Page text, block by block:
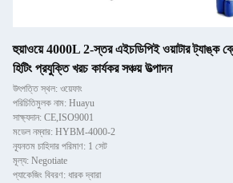
হুয়াওয়ে 4000L 2-স্তর এইচডিপিই ওয়াটার ট্যাঙ্ক
হিটিং প্রযুক্তি খরচ কার্যকর সঞ্চয় উত্পাদন
উৎপত্তি স্থল: ওয়েফাং
পরিচিতিমুলক নাম: Huayu
সাক্ষ্যদান: CE,ISO9001
মডেল নম্বার: HYBM-4000-2
ন্যূনতম চাহিদার পরিমাণ: 1 সেট
মূল্য: Negotiate
প্যাকেজিং বিবরণ: ধারক দ্বারা